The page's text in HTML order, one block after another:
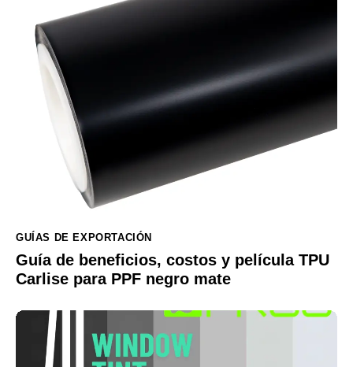
GUÍAS DE EXPORTACIÓN
Guía de beneficios, costos y película TPU
Carlise para PPF negro mate